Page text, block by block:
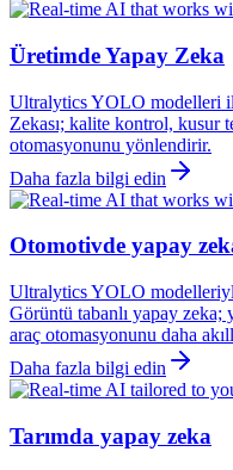
Üretimde Yapay Zeka
Ultralytics YOLO modelleri
Zekası; kalite kontrol, kusur
otomasyonunu yönlendirir.
Daha fazla bilgi edin
Otomotivde yapay
Ultralytics YOLO
Görüntü tabanlı yapay zeka;
araç otomasyonunu daha
Daha fazla bilgi edin
Tarımda yapay zeka